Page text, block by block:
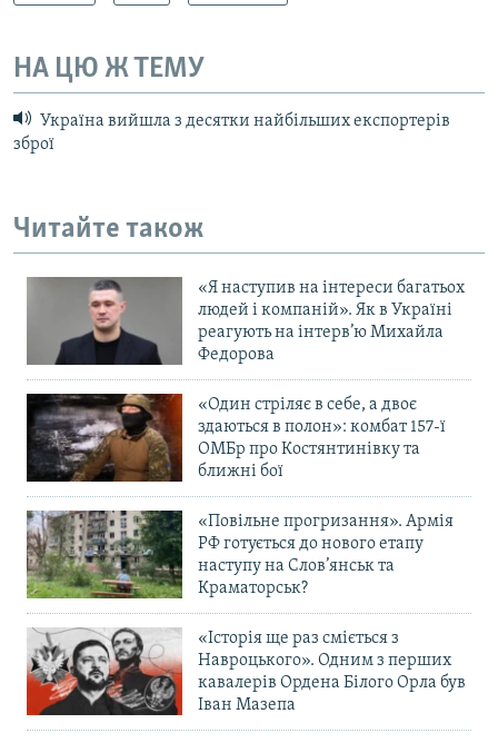
НА ЦЮ Ж ТЕМУ
Україна вийшла з десятки найбільших експортерів
зброї
Читайте також
«Я наступив на інтереси багатьох
людей і компаній». Як в Україні
реагують на інтерв’ю Михайла
Федорова
«Один стріляє в себе, а двоє
здаються в полон»: комбат 157-ї
ОМБр про Костянтинівку та
ближні бої
«Повільне прогризання». Армія
РФ готується до нового етапу
наступу на Слов’янськ та
Краматорськ?
«Історія ще раз сміється з
Навроцького». Одним з перших
кавалерів Ордена Білого Орла був
Іван Мазепа